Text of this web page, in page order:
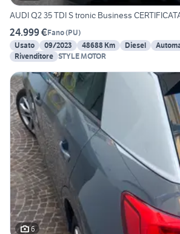
AUDI Q2 35 TDI S tronic Business
24.999 €Fano(PU)
Usato
09/2023 48688 Km Diesel
Rivenditore STYLE MOTOR
6